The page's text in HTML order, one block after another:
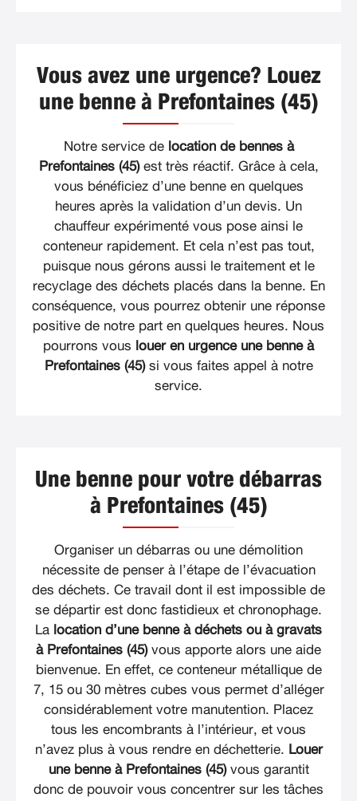
Vous avez une urgence? Louez
une benne à Prefontaines (45)
Notre service de location de bennes à
Prefontaines (45)est très réactif. Grâce à cela,
vous bénéficiez d’une benne en quelques
heures après la validation d’un devis. Un
chauffeur expérimenté vous pose ainsi le
conteneur rapidement. Et cela n’est pas tout,
puisque nous gérons aussi le traitement et le
recyclage des déchets placés dans la benne. En
conséquence, vous pourrez obtenir une réponse
positive de notre part en quelques heures. Nous
pourrons vous louer en urgence une benne à
Prefontaines (45)si vous faites appel à notre
service.
Une benne pour votre débarras
à Prefontaines (45)
Organiser un débarras ou une démolition
nécessite de penser à l’étape de l’évacuation
des déchets. Ce travail dont il est impossible de
se départir est donc fastidieux et chronophage.
La location d’une benne à déchets ou à gravats
à Prefontaines (45)vous apporte alors une aide
bienvenue. En effet, ce conteneur métallique de
7, 15 ou 30 mètres cubes vous permet d’alléger
considérablement votre manutention. Placez
tous les encombrants à l’intérieur, et vous
n’avez plus à vous rendre en déchetterie. Louer
une benne à Prefontaines (45)vous garantit
donc de pouvoir vous concentrer sur les tâches